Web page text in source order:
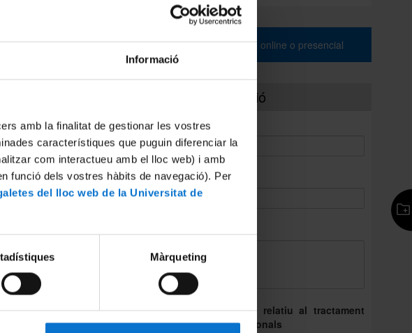
Informació
amb la finalitat de gestionar les vostres
característiques que puguin diferenciar la
com interactueu amb el lloc web) i amb
funció dels vostres hàbits de navegació). Per
del lloc web de la Universitat de
Màrqueting
tot el possible per a oferir-
Prova de nivell online o presencial
Més informació
Nom:*
Correu electrònic:
Dret d’informació relatiu al tractament
de les dades personals